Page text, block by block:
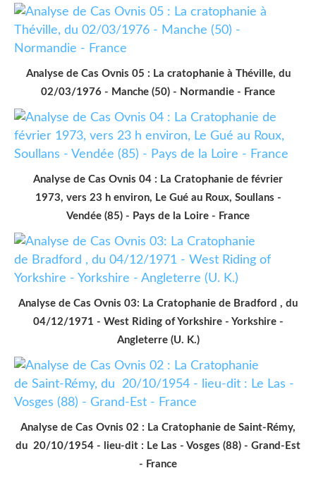
Analyse de Cas Ovnis 05 : La cratophanie à Théville, du
02/03/1976 - Manche (50) - Normandie - France
Analyse de Cas Ovnis 04 : La Cratophanie de février
1973, vers 23 h environ, Le Gué au Roux, Soullans -
Vendée (85) - Pays de la Loire - France
Analyse de Cas Ovnis 03: La Cratophanie de Bradford , du
04/12/1971 - West Riding of Yorkshire - Yorkshire -
Angleterre (U. K.)
Analyse de Cas Ovnis 02 : La Cratophanie de Saint-Rémy,
du 20/10/1954 - lieu-dit : Le Las - Vosges (88) - Grand-Est
- France